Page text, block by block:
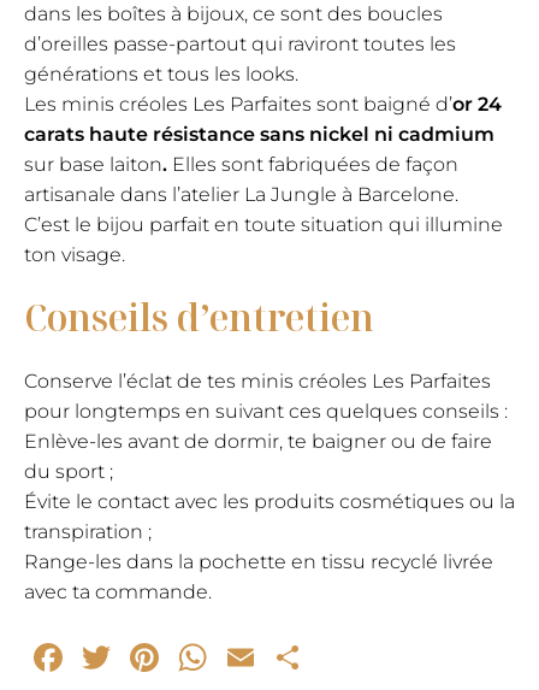
dans les boîtes à bijoux, ce sont des boucles
d’oreilles passe-partout qui raviront toutes les
générations et tous les looks.
Les minis créoles Les Parfaites sont baigné d’or 24
carats haute résistance sans nickel ni cadmium
sur base laiton. Elles sont fabriquées de façon
artisanale dans l’atelier La Jungle à Barcelone.
C’est le bijou parfait en toute situation qui illumine
ton visage.
Conseils d’entretien
Conserve l’éclat de tes minis créoles Les Parfaites
pour longtemps en suivant ces quelques conseils :
Enlève-les avant de dormir, te baigner ou de faire
du sport ;
Évite le contact avec les produits cosmétiques ou la
transpiration ;
Range-les dans la pochette en tissu recyclé livrée
avec ta commande.
Facebook
Twitter
Pinterest
WhatsApp
Email